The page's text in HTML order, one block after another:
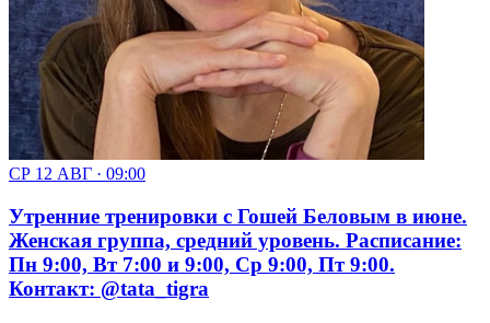
СР 12 АВГ · 09:00
Утренние тренировки с Гошей Беловым в июне.
Женская группа, средний уровень. Расписание:
Пн 9:00, Вт 7:00 и 9:00, Ср 9:00, Пт 9:00.
Контакт: @tata_tigra